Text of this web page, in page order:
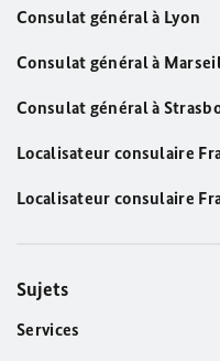
Consulat général à Lyon
Consulat général à
Consulat général à
Localisateur consulaire
Localisateur consulaire
Sujets
Services